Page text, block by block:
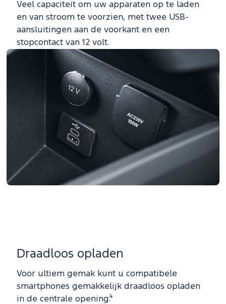
Veel capaciteit om uw apparaten op te laden
en van stroom te voorzien, met twee USB-
aansluitingen aan de voorkant en een
stopcontact van 12 volt.
Draadloos opladen
Voor ultiem gemak kunt u compatibele
smartphones gemakkelijk draadloos opladen
in de centrale opening.⁴